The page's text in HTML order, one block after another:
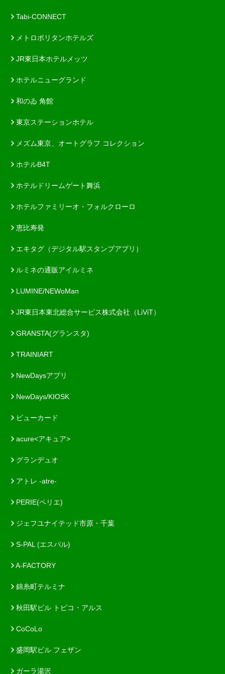
Tabi-CONNECT
メトロポリタンホテルズ
JR東日本ホテルメッツ
ホテルニューグランド
和のゐ 角館
東京ステーションホテル
メズム東京、オートグラフ コレクション
ホテルB4T
ホテルドリームゲート舞浜
ホテルファミリーオ・フォルクローロ
恵比寿発
エキタグ（デジタル駅スタンプアプリ）
ルミネの通販アイルミネ
LUMINE/NEWoMan
JR東日本東北総合サービス株式会社（LiViT）
GRANSTA(グランスタ)
TRAINIART
NewDaysアプリ
NewDays/KIOSK
ビューカード
acure<アキュア>
グランデュオ
アトレ -atre-
PERIE(ペリエ)
ジェフユナイテッド市原・千葉
S-PAL (エスパル)
A-FACTORY
錦糸町テルミナ
秋田駅ビル トピコ・アルス
CoCoLo
盛岡駅ビル フェザン
ガーラ湯沢